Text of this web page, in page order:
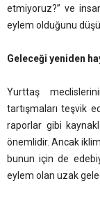
etmiyoruz?” ve
eylem olduğunu
Geleceği yeniden
Yurttaş
tartışmaları teşvik
raporlar gibi
önemlidir. Ancak
bunun için de
eylem olan uzak